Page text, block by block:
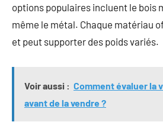
options populaires incluent le bois
même le métal. Chaque matériau
et peut supporter des poids variés.
Voir aussi : Comment évaluer la
avant de la vendre ?